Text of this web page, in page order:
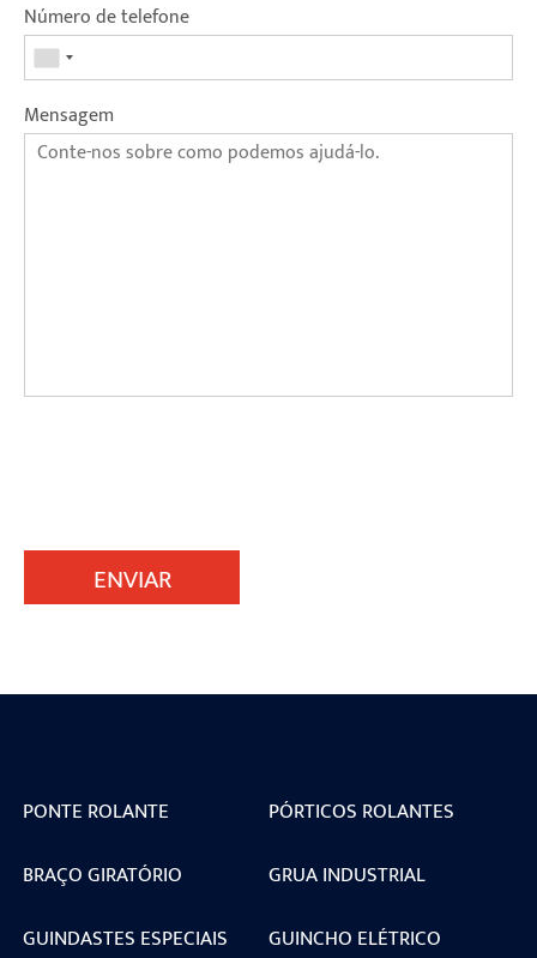
Número de telefone
Mensagem
ENVIAR
PONTE ROLANTE
PÓRTICOS ROLANTES
BRAÇO GIRATÓRIO
GRUA INDUSTRIAL
GUINDASTES ESPECIAIS
GUINCHO ELÉTRICO